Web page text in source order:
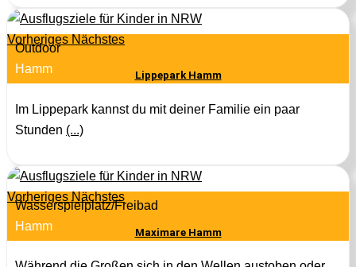
Vorheriges Nächstes
Outdoor
Hamm
Lippepark Hamm
Im Lippepark kannst du mit deiner Familie ein paar
Stunden (...)
Vorheriges Nächstes
Wasserspielplatz/Freibad
Hamm
Maximare Hamm